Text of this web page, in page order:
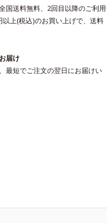
国送料無料、2回目以降のご利用
以上(税込)のお買い上げで、送料
届け
最短でご注文の翌日にお届けい